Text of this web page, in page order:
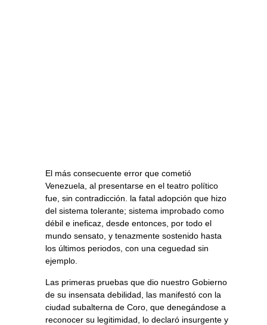
El más consecuente error que cometió
Venezuela, al presentarse en el teatro político
fue, sin contradicción. la fatal adopción que hizo
del sistema tolerante; sistema improbado como
débil e ineficaz, desde entonces, por todo el
mundo sensato, y tenazmente sostenido hasta
los últimos periodos, con una ceguedad sin
ejemplo.
Las primeras pruebas que dio nuestro Gobierno
de su insensata debilidad, las manifestó con la
ciudad subalterna de Coro, que denegándose a
reconocer su legitimidad, lo declaró insurgente y